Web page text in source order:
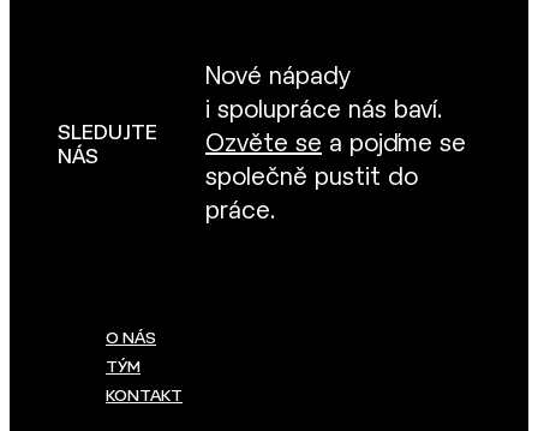
SLEDUJTE
NÁS
Nové nápady
i spolupráce nás baví.
Ozvěte se a pojďme se
společně pustit do
práce.
O NÁS
TÝM
KONTAKT